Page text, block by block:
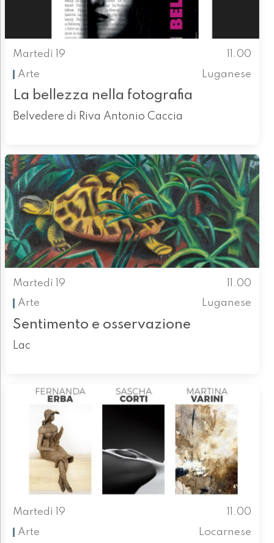
Martedì 19
11.00
Arte
Luganese
La bellezza nella fotografia
Belvedere di Riva Antonio Caccia
Martedì 19
11.00
Arte
Luganese
Sentimento e osservazione
Lac
Martedì 19
11.00
Arte
Locarnese